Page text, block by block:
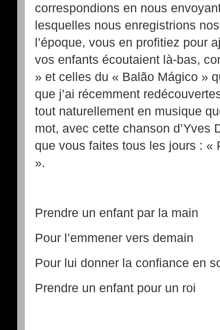
correspondions en nous
lesquelles nous enregistrions
l’époque, vous en profitiez pour
vos enfants écoutaient là-bas,
» et celles du « Balão Mágico »
que j’ai récemment
tout naturellement en musique
mot, avec cette chanson d’Yves
que vous faites tous les jours : «
».
Prendre un enfant par la main
Pour l’emmener vers demain
Pour lui donner la confiance en
Prendre un enfant pour un roi